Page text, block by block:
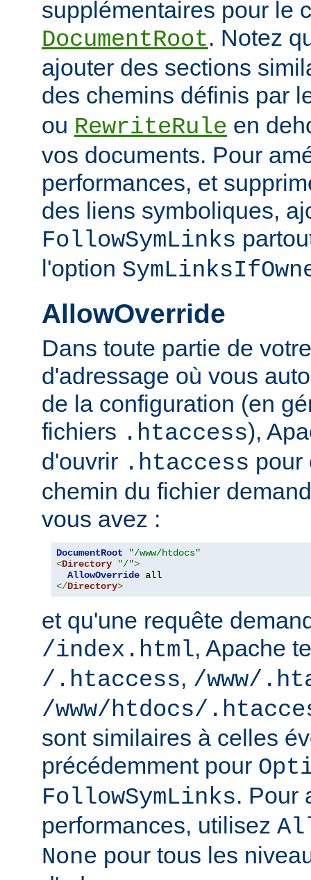
supplémentaires pour le
DocumentRoot. Notez
ajouter des sections
des chemins définis par
ou RewriteRule en
vos documents. Pour
performances, et
des liens symboliques,
FollowSymLinks
l'option
AllowOverride
Dans toute partie de
d'adressage où vous
de la configuration (en
fichiers .htaccess),
d'ouvrir .htaccess pour
chemin du fichier
vous avez :
DocumentRoot
"/www/htdocs"
<Directory "/">
AllowOverride
</Directory>
et qu'une requête
/index.html, Apache
/.htaccess, /www/
/www/htdocs/
sont similaires à celles
précédemment pour
FollowSymLinks. Pour
performances, utilisez
None pour tous les